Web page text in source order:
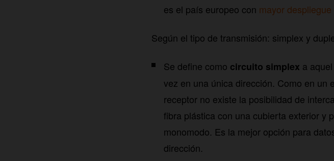
es el país europeo con mayor
Según el tipo de transmisión: simplex y
Se define como circuito simplex a
vez en una única dirección. Como en un
receptor no existe la posibilidad de
fibra plástica con una cubierta exterior y
monomodo. Es la mejor opción para
dirección.